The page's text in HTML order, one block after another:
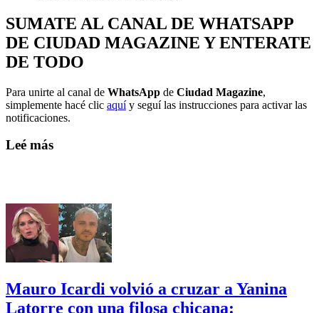
SUMATE AL CANAL DE WHATSAPP
DE CIUDAD MAGAZINE Y ENTERATE
DE TODO
Para unirte al canal de WhatsApp de Ciudad Magazine,
simplemente hacé clic aquíy seguí las instrucciones para activar las
notificaciones.
Leé más
Mauro Icardi volvió a cruzar a Yanina
Latorre con una filosa chicana: